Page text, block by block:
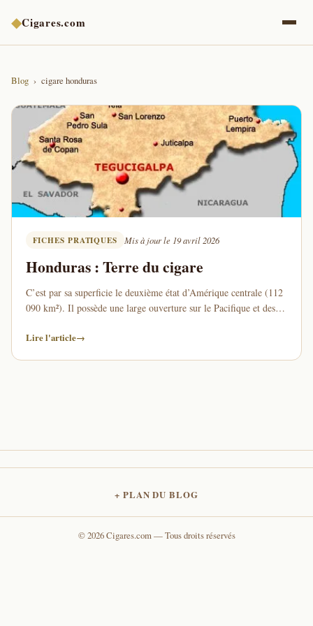
◆Cigares.com
Blog cigare honduras
FICHES PRATIQUES Mis à jour le 19 avril 2026
Honduras : Terre du cigare
C’est par sa superficie le deuxième état d’Amérique centrale (112
090 km²). Il possède une large ouverture sur le Pacifique et des
Lire l'article→
PLAN DU BLOG
© 2026 Cigares.com — Tous droits réservés